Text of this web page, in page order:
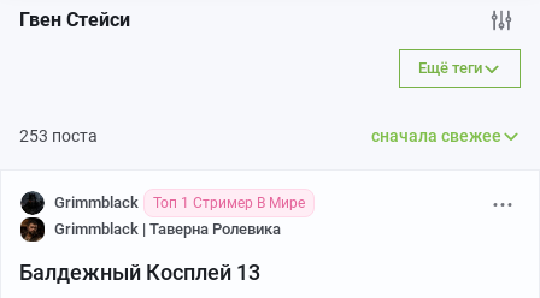
Гвен Стейси
Ещё теги
253 поста сначала свежее
Grimmblack Топ 1 Стример В Мире
Grimmblack | Таверна Ролевика
Балдежный Косплей 13